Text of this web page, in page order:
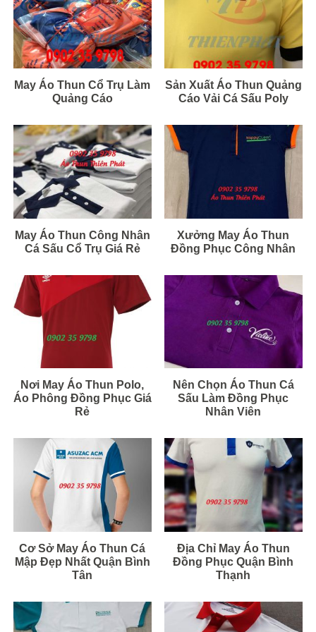
May Áo Thun Cổ Trụ Làm
Quảng Cáo
Sản Xuất Áo Thun Quảng
Cáo Vải Cá Sấu Poly
May Áo Thun Công Nhân
Cá Sấu Cổ Trụ Giá Rẻ
Xưởng May Áo Thun
Đồng Phục Công Nhân
Nơi May Áo Thun Polo,
Áo Phông Đồng Phục Giá
Rẻ
Nên Chọn Áo Thun Cá
Sấu Làm Đồng Phục
Nhân Viên
Cơ Sở May Áo Thun Cá
Mập Đẹp Nhất Quận Bình
Tân
Địa Chỉ May Áo Thun
Đồng Phục Quận Bình
Thạnh